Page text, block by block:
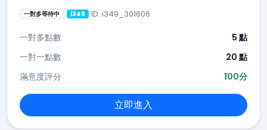
一對多等待中 i349 ID: i349_301606
一對多點數
5 點
一對一點數
20 點
滿意度評分
100分
立即進入